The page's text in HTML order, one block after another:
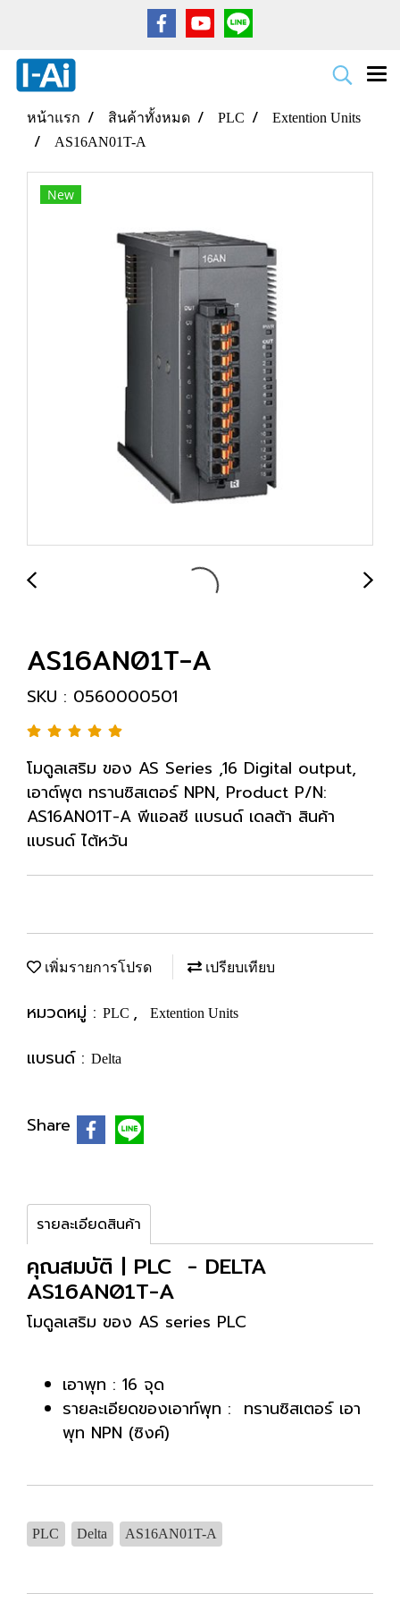
หน้าแรก สินค้าทั้งหมด PLC
Extention Units
AS16AN01T-A
New
AS16AN01T-A
SKU : 0560000501
โมดูลเสริม ของ AS Series ,16 Digital output,
เอาต์พุต ทรานซิสเตอร์ NPN, Product P/N:
AS16AN01T-A พีแอลซี แบรนด์ เดลต้า สินค้า
แบรนด์ ไต้หวัน
เพิ่มรายการโปรด เปรียบเทียบ
หมวดหมู่ : PLC , Extention Units
แบรนด์ : Delta
Share
รายละเอียดสินค้า
คุณสมบัติ | PLC - DELTA
AS16AN01T-A
โมดูลเสริม ของ AS series PLC
เอาพุท : 16 จุด
รายละเอียดของเอาท์พุท : ทรานซิสเตอร์ เอา
พุท NPN (ซิงค์)
PLC Delta AS16AN01T-A